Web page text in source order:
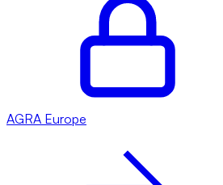
AGRA Europe